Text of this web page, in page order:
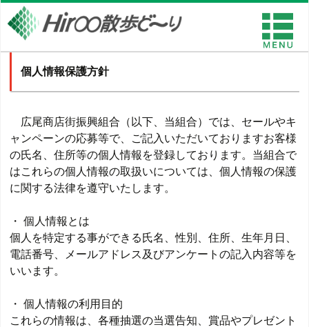
個人情報保護方針
広尾商店街振興組合（以下、当組合）では、セールやキ
ャンペーンの応募等で、ご記入いただいておりますお客様
の氏名、住所等の個人情報を登録しております。当組合で
はこれらの個人情報の取扱いについては、個人情報の保護
に関する法律を遵守いたします。
・ 個人情報とは
個人を特定する事ができる氏名、性別、住所、生年月日、
電話番号、メールアドレス及びアンケートの記入内容等を
いいます。
・ 個人情報の利用目的
これらの情報は、各種抽選の当選告知、賞品やプレゼント